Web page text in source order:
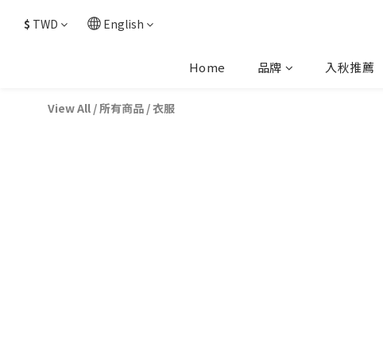
$ TWD English
Home 品牌 入秋推薦
View All /所有商品 /衣服